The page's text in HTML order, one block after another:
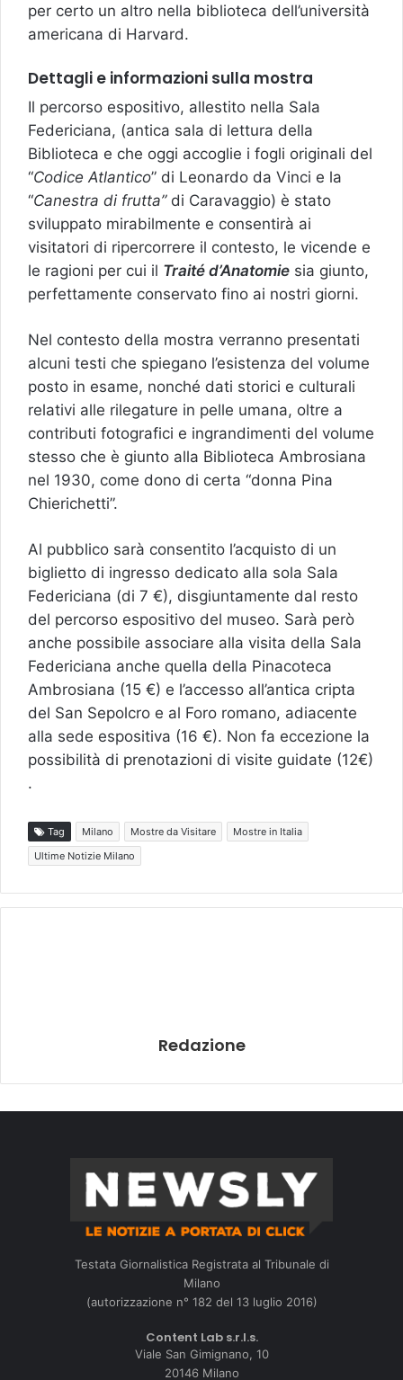
per certo un altro nella biblioteca dell’università
americana di Harvard.
Dettagli e informazioni sulla mostra
Il percorso espositivo, allestito nella Sala
Federiciana, (antica sala di lettura della
Biblioteca e che oggi accoglie i fogli originali del
“Codice Atlantico” di Leonardo da Vinci e la
“Canestra di frutta”di Caravaggio) è stato
sviluppato mirabilmente e consentirà ai
visitatori di ripercorrere il contesto, le vicende e
le ragioni per cui il Traité d’Anatomie sia giunto,
perfettamente conservato fino ai nostri giorni.
Nel contesto della mostra verranno presentati
alcuni testi che spiegano l’esistenza del volume
posto in esame, nonché dati storici e culturali
relativi alle rilegature in pelle umana, oltre a
contributi fotografici e ingrandimenti del volume
stesso che è giunto alla Biblioteca Ambrosiana
nel 1930, come dono di certa “donna Pina
Chierichetti”.
Al pubblico sarà consentito l’acquisto di un
biglietto di ingresso dedicato alla sola Sala
Federiciana (di 7 €), disgiuntamente dal resto
del percorso espositivo del museo. Sarà però
anche possibile associare alla visita della Sala
Federiciana anche quella della Pinacoteca
Ambrosiana (15 €) e l’accesso all’antica cripta
del San Sepolcro e al Foro romano, adiacente
alla sede espositiva (16 €). Non fa eccezione la
possibilità di prenotazioni di visite guidate (12€)
.
Tag Milano Mostre da Visitare
Mostre in Italia
Ultime Notizie Milano
Redazione
Testata Giornalistica Registrata al Tribunale di
Milano
(autorizzazione n° 182 del 13 luglio 2016)
Content Lab s.r.l.s.
Viale San Gimignano, 10
20146 Milano